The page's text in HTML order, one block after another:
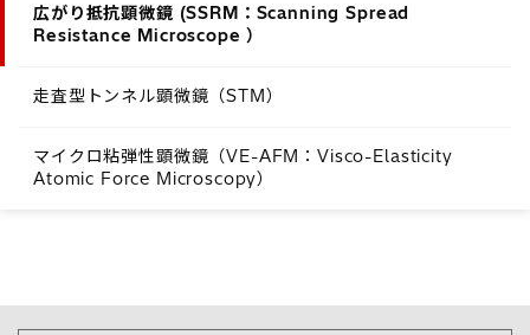
広がり抵抗顕微鏡 (SSRM：Scanning Spread
Resistance Microscope ）
走査型トンネル顕微鏡（STM）
マイクロ粘弾性顕微鏡（VE-AFM：Visco-Elasticity
Atomic Force Microscopy）